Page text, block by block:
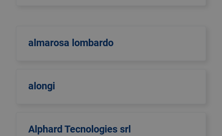
almarosa lombardo
alongi
Alphard Tecnologies srl